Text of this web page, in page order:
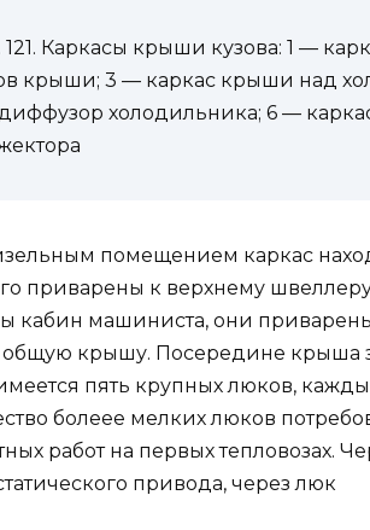
121. Каркасы крыши кузова: 1 —
крыши; 3 — каркас крыши над
холодильника; 6 —
помещением каркас
приварены к верхнему
кабин машиниста, они
крышу. Посередине крыша
пять крупных люков,
болеее мелких люков
работ на первых тепловозах.
привода, через люк